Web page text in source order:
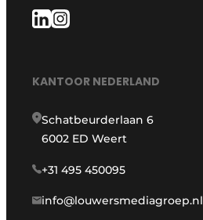
KANTOOR NEDERLAND
Schatbeurderlaan 6
6002 ED Weert
+31 495 450095
info@louwersmediagroep.nl